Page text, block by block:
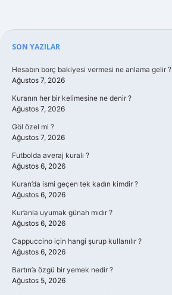
Sidebar
SON YAZILAR
Hesabın borç bakiyesi vermesi ne anlama gelir ?
Ağustos 7, 2026
Kuranın her bir kelimesine ne denir ?
Ağustos 7, 2026
Göl özel mi ?
Ağustos 7, 2026
Futbolda averaj kuralı ?
Ağustos 6, 2026
Kuran’da ismi geçen tek kadın kimdir ?
Ağustos 6, 2026
Kur’anla uyumak günah mıdır ?
Ağustos 6, 2026
Cappuccino için hangi şurup kullanılır ?
Ağustos 6, 2026
Bartın’a özgü bir yemek nedir ?
Ağustos 5, 2026